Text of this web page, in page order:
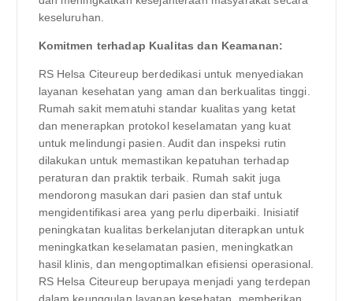
keseluruhan.
Komitmen terhadap Kualitas dan Keamanan:
RS Helsa Citeureup berdedikasi untuk menyediakan
layanan kesehatan yang aman dan berkualitas tinggi.
Rumah sakit mematuhi standar kualitas yang ketat
dan menerapkan protokol keselamatan yang kuat
untuk melindungi pasien. Audit dan inspeksi rutin
dilakukan untuk memastikan kepatuhan terhadap
peraturan dan praktik terbaik. Rumah sakit juga
mendorong masukan dari pasien dan staf untuk
mengidentifikasi area yang perlu diperbaiki. Inisiatif
peningkatan kualitas berkelanjutan diterapkan untuk
meningkatkan keselamatan pasien, meningkatkan
hasil klinis, dan mengoptimalkan efisiensi operasional.
RS Helsa Citeureup berupaya menjadi yang terdepan